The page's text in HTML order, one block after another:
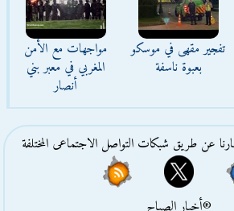
تفجير مقهى في موسكو
بعبوة ناسفة
مواجهات مع الأمن
المغربي في معبر بني
أنصار
عن طريق شبكات التواصل الاجتماعى المختلفة